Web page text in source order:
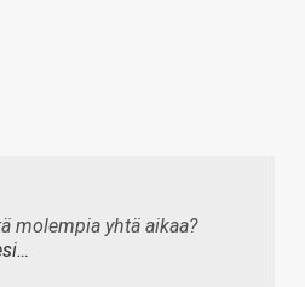
molempia yhtä aikaa?